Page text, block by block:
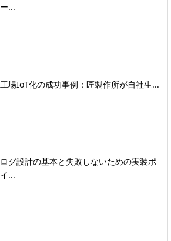
ー...
工場IoT化の成功事例：匠製作所が自社生...
ログ設計の基本と失敗しないための実装ポ
イ...